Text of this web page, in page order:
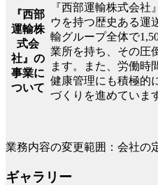
『西部
運輸株
式会
社』の
事業に
ついて
『西部運輸株式会社
ウを持つ歴史ある運
輸グループ全体で
業所を持ち、その圧
ます。また、労働時
健康管理にも積極的
づくりを進めていま
業務内容の変更範囲：会社の
ギャラリー